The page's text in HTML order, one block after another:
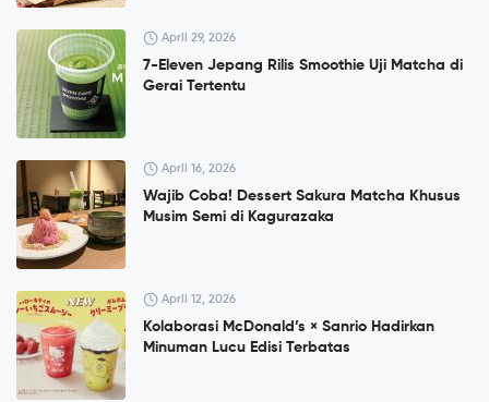
April 29, 2026
7-Eleven Jepang Rilis Smoothie Uji Matcha di
Gerai Tertentu
April 16, 2026
Wajib Coba! Dessert Sakura Matcha Khusus
Musim Semi di Kagurazaka
April 12, 2026
Kolaborasi McDonald’s × Sanrio Hadirkan
Minuman Lucu Edisi Terbatas